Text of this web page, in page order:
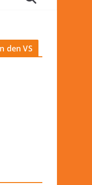
den VS